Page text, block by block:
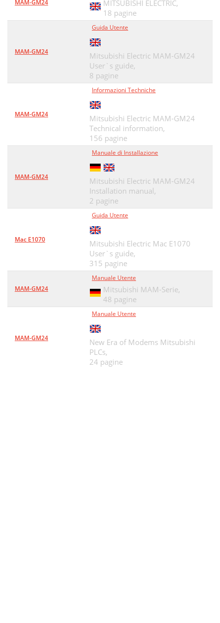
MAM-GM24
MITSUBISHI ELECTRIC,
18 pagine
MAM-GM24
Guida Utente
Mitsubishi Electric MAM-GM24
User`s guide,
8 pagine
MAM-GM24
Informazioni Techniche
Mitsubishi Electric MAM-GM24
Technical information,
156 pagine
MAM-GM24
Manuale di Installazione
Mitsubishi Electric MAM-GM24
Installation manual,
2 pagine
Mac E1070
Guida Utente
Mitsubishi Electric Mac E1070
User`s guide,
315 pagine
MAM-GM24
Manuale Utente
Mitsubishi MAM-Serie,
48 pagine
MAM-GM24
Manuale Utente
New Era of Modems Mitsubishi
PLCs,
24 pagine